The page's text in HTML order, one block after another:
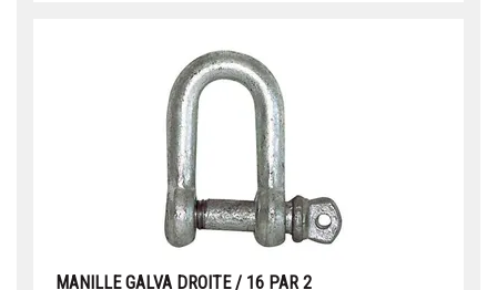
MANILLE GALVA DROITE / 16 PAR 2